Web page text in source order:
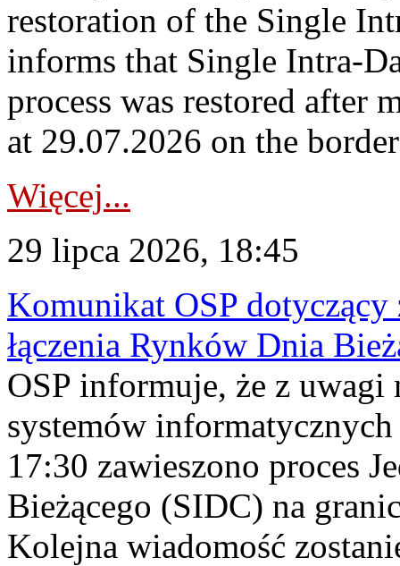
restoration of the Single
informs that Single Intra-
process was restored after
at 29.07.2026 on the
Więcej...
29 lipca 2026, 18:45
Komunikat OSP dotyczący
łączenia Rynków Dnia
OSP informuje, że z uwagi
systemów
17:30 zawieszono proces
Bieżącego (SIDC) na
Kolejna wiadomość